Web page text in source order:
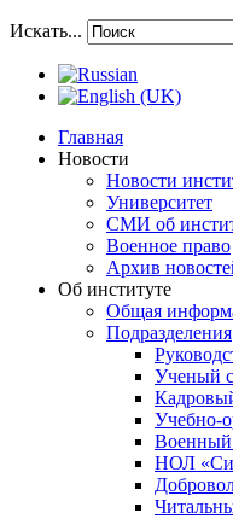
Искать...
Главная
Новости
Новости
Университет
СМИ об
Военное право
Архив
Об институте
Общая
Подразделения
Ученый
Учебно-
Военный
НОЛ